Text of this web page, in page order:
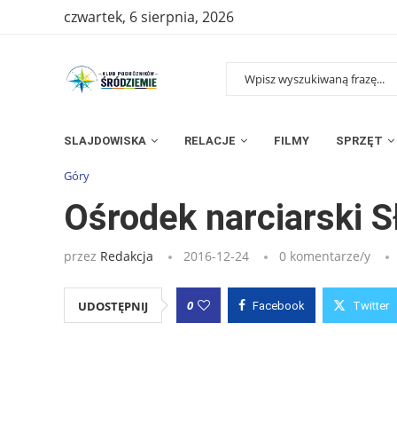
czwartek, 6 sierpnia, 2026
SLAJDOWISKA RELACJE FILMY SPRZĘT
Strona główna» Wpisy »Ośrodek narciarski Słotwiny Arena
Góry
Ośrodek narciarski
przez Redakcja 2016-12-24 0 komentarze/y
UDOSTĘPNIJ 0 Facebook Twitter